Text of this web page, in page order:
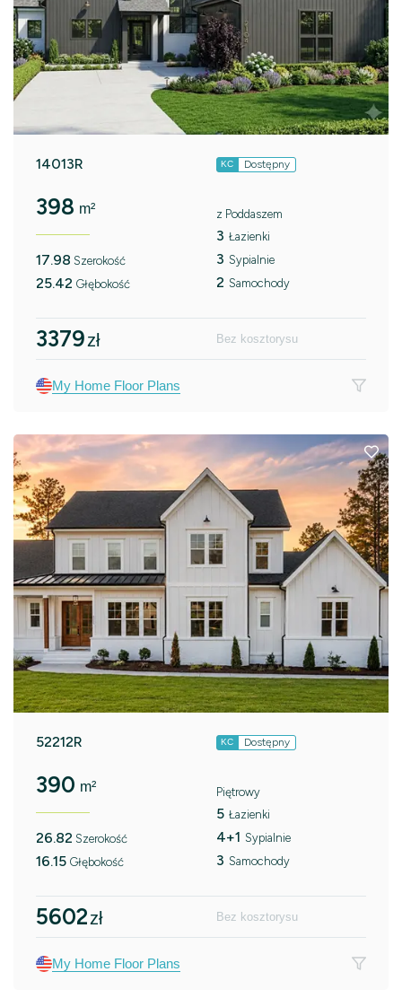
14013R KC Dostępny
398 m²
17.98 Szerokość
25.42 Głębokość
z Poddaszem
3 Łazienki
3 Sypialnie
2 Samochody
3379zł Bez kosztorysu
My Home Floor Plans
52212R KC Dostępny
390 m²
26.82 Szerokość
16.15 Głębokość
Piętrowy
5 Łazienki
4+1 Sypialnie
3 Samochody
5602zł Bez kosztorysu
My Home Floor Plans